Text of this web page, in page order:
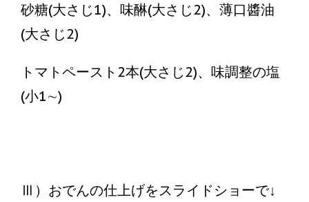
砂糖(大さじ1)、味醂(大さじ2)、薄口醬油
(大さじ2)
トマトペースト2本(大さじ2)、味調整の塩
(小1∼)
Ⅲ）おでんの仕上げをスライドショーで↓